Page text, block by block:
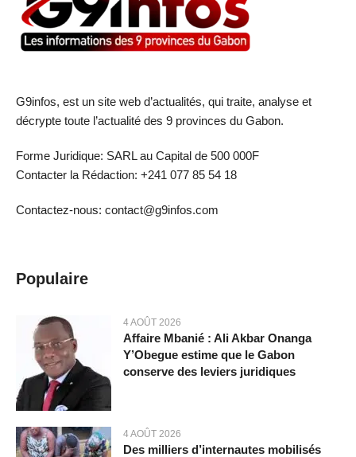
G9infos, est un site web d’actualités, qui traite, analyse et
décrypte toute l’actualité des 9 provinces du Gabon.
Forme Juridique: SARL au Capital de 500 000F
Contacter la Rédaction: +241 077 85 54 18
Contactez-nous: contact@g9infos.com
Populaire
4 AOÛT 2026
Affaire Mbanié : Ali Akbar Onanga
Y’Obegue estime que le Gabon
conserve des leviers juridiques
4 AOÛT 2026
Des milliers d’internautes mobilisés